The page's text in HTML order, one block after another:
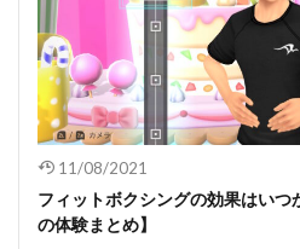
11/08/2021
フィットボクシングの効果はいつ
の体験まとめ】